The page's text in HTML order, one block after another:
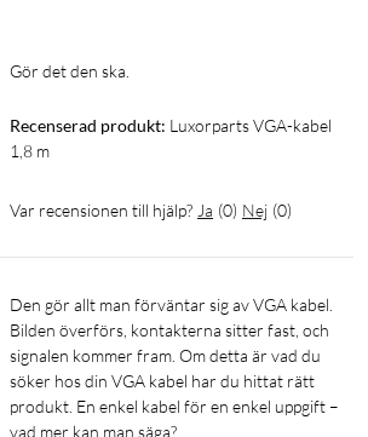
Gör det den ska.
Recenserad produkt: Luxorparts VGA-kabel
1,8 m
Var recensionen till hjälp? Ja (0) Nej (0)
Den gör allt man förväntar sig av VGA kabel.
Bilden överförs, kontakterna sitter fast, och
signalen kommer fram. Om detta är vad du
söker hos din VGA kabel har du hittat rätt
produkt. En enkel kabel för en enkel uppgift –
vad mer kan man säga?